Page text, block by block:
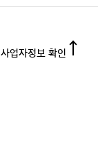
사업자정보 확인